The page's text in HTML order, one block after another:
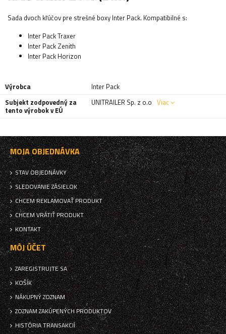
Sada dvoch kľúčov pre strešné boxy Inter Pack. Kompatibilné s:
Inter Pack Traxer
Inter Pack Zenith
Inter Pack Horizon
Výrobca
Inter Pack
Subjekt zodpovedný za
tento výrobok v EÚ
UNITRAILER Sp. z o.o Viac
MOJA OBJEDNÁVKA
STAV OBJEDNÁVKY
SLEDOVANIE ZÁSIELOK
CHCEM REKLAMOVAŤ PRODUKT
CHCEM VRÁTIŤ PRODUKT
KONTAKT
MÔJ ÚČET
ZAREGISTRUJTE SA
KOŠÍK
NÁKUPNÝ ZOZNAM
ZOZNAM ZAKÚPENÝCH PRODUKTOV
HISTÓRIA TRANSAKCIÍ